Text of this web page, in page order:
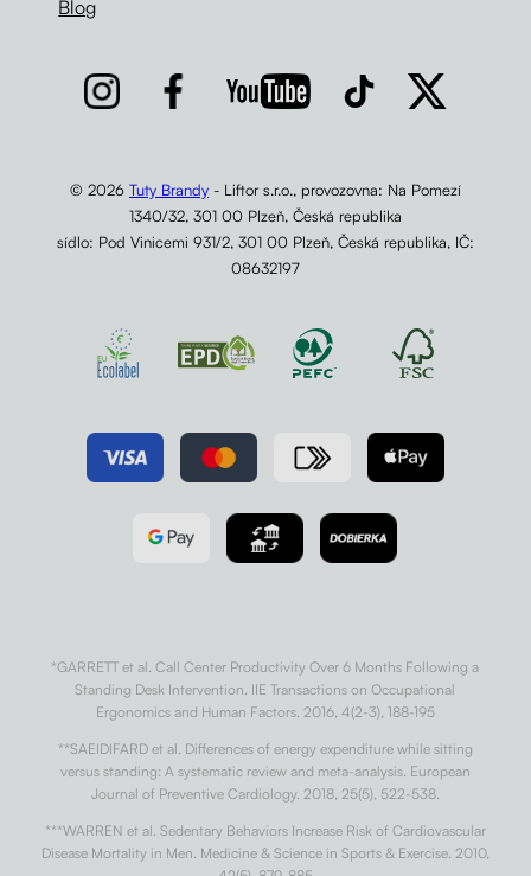
Blog
© 2026 Tuty Brandy- Liftor s.r.o., provozovna: Na Pomezí
1340/32, 301 00 Plzeň, Česká republika
sídlo: Pod Vinicemi 931/2, 301 00 Plzeň, Česká republika, IČ:
08632197
*GARRETT et al. Call Center Productivity Over 6 Months Following a
Standing Desk Intervention. IIE Transactions on Occupational
Ergonomics and Human Factors. 2016, 4(2-3), 188-195
**SAEIDIFARD et al. Differences of energy expenditure while sitting
versus standing: A systematic review and meta-analysis. European
Journal of Preventive Cardiology. 2018, 25(5), 522-538.
***WARREN et al. Sedentary Behaviors Increase Risk of Cardiovascular
Disease Mortality in Men. Medicine & Science in Sports & Exercise. 2010,